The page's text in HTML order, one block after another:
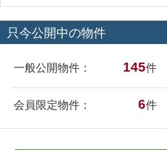
只今公開中の物件
一般公開物件： 145件
会員限定物件： 6件